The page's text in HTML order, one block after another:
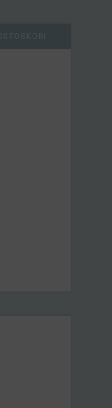
OSTOSKORI